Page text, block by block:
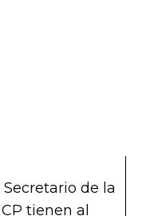
de la
tienen al